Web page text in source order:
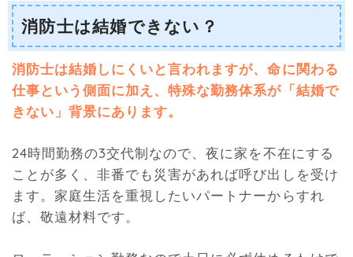
消防士は結婚できない？
消防士は結婚しにくいと言われますが、命に関わる
仕事という側面に加え、特殊な勤務体系が「結婚で
きない」背景にあります。
24時間勤務の3交代制なので、夜に家を不在にする
ことが多く、非番でも災害があれば呼び出しを受け
ます。家庭生活を重視したいパートナーからすれ
ば、敬遠材料です。